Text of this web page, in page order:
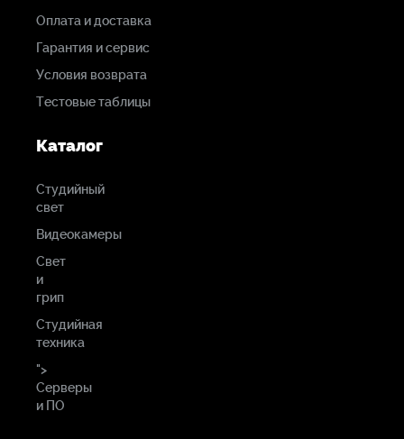
Оплата и доставка
Гарантия и сервис
Условия возврата
Тестовые таблицы
Каталог
Студийный
свет
Видеокамеры
Свет
и
грип
Студийная
техника
">
Серверы
и ПО